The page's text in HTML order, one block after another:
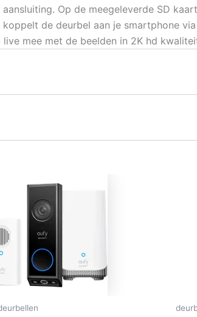
Op de meegeleverde SD
de deurbel aan je smartphone
mee met de beelden in 2K hd